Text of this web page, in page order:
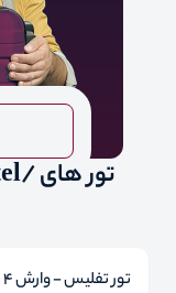
تور های /hotels/7763-denis-hotel
تور تفلیس - وارش 4 شب